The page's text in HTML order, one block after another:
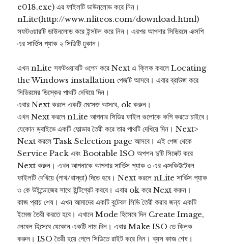
e018.exe) এর ফাইলটি ডাউনলোড করে নিন।
nLite(http://www.nliteos.com/download.html)
সফটওয়ারটি ডাউনলোড করে ইন্সটল করে নিন। এরপর আপনার সিডিরমে এক্সপি
এর সার্ভিস প্যাক ২ সিডিটি ঢুকান।
এখন nLite সফটওয়ারটি ওপেন করে Next এ ক্লিক করলে Locating
the Windows installation পেজটি আসবে। এবার ব্রাউজ করে
সিডিরমের ডিস্কের পাথটি দেখিয়ে দিন।
এবার Next করলে একটি মেসেজ আসবে, ok করুন।
এখন Next করলে nLite আপনার সিডির ফাইল গুলোকে কপি করতে চাইবে।
যেকোন ড্রাইভে একটি ফোল্ডার তৈরী করে তার পাথটি দেখিয়ে দিন। Next>
Next করলে Task Selection page আসবে। এই পেজ থেকে
Service Pack এবং Bootable ISO অপশন দুটি সিলেক্ট করে
Next করুন। এখন আপনাকে আপনার সার্ভিস প্যাক ৩ এর এক্সকিউটেবল
ফাইলটি দেখিয়ে (পাথ/রাস্তা) দিতে হবে। Next করলে nLite সার্ভিস প্যাক
৩ কে উইন্ডোজের সাথে ইন্টিগ্রেট করবে। এবার ok করে Next করুন।
কাজ প্রায় শেষ। এখন আমাদের একটি বুটেবল সিডি তৈরী করার জন্য একটি
ইমেজ তৈরী করতে হবে। এখানে Mode হিসেবে দিন Create Image,
লেবেল হিসেবে যেকোন একটি নাম দিন। এবার Make ISO তে ক্লিক
করুন। ISO তৈরী হয়ে গেলে সিডিতে রাইট করে নিন। ব্যস কাজ শেষ।